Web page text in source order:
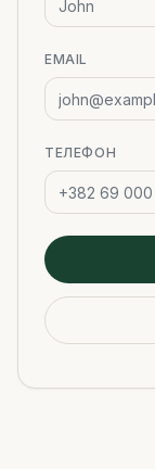
EMAIL
ТЕЛЕФОН